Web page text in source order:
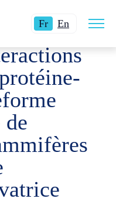
FrLangue
:
Français.
En Switch
to
English.
la
site
AGIR SUR LES